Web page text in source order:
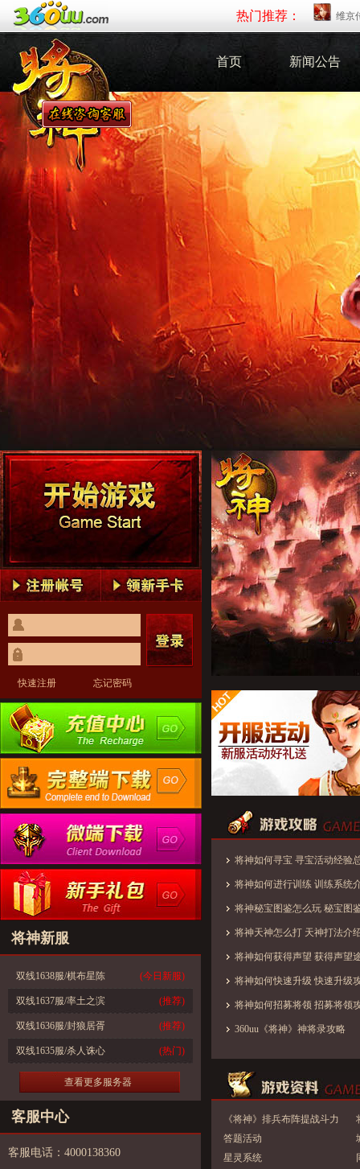
热门推荐： 维京
首页 新闻公告
快速注册 忘记密码
将神新服
双线1638服/棋布星陈 (今日新服)
双线1637服/率土之滨 (推荐)
双线1636服/封狼居胥 (推荐)
双线1635服/杀人诛心 (热门)
查看更多服务器
客服中心
客服电话：4000138360
将神1
将神1
将神2
将神2
将神3
将神3
将神4
将神4
将神5
将神5
将神如何寻宝 寻宝活动经验
将神如何进行训练 训练系统
将神秘宝图鉴怎么玩 秘宝图
将神天神怎么打 天神打法介
将神如何获得声望 获得声望
将神如何快速升级 快速升级
将神如何招募将领 招募将领
360uu《将神》神将录攻略
《将神》排兵布阵提战斗力
技巧全面解析
答题活动
星灵系统